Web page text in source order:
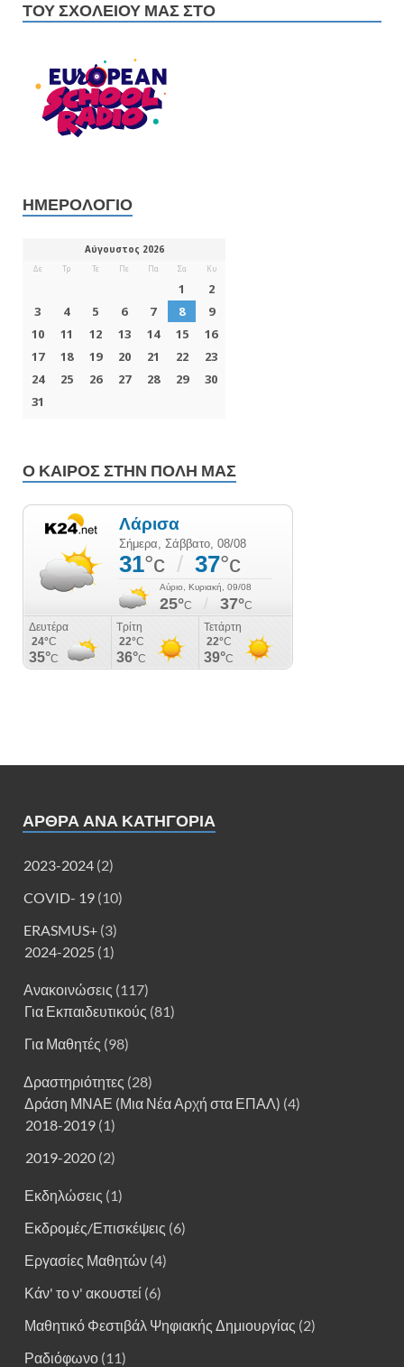
ΤΟΥ ΣΧΟΛΕΊΟΥ ΜΑΣ ΣΤΟ
ΗΜΕΡΟΛΌΓΙΟ
Ο ΚΑΙΡΌΣ ΣΤΗΝ ΠΌΛΗ ΜΑΣ
ΑΡΘΡΑ ΑΝΑ ΚΑΤΗΓΟΡΊΑ
2023-2024 (2)
COVID- 19 (10)
ERASMUS+ (3)
2024-2025 (1)
Ανακοινώσεις (117)
Για Εκπαιδευτικούς (81)
Για Μαθητές (98)
Δραστηριότητες (28)
Δράση ΜΝΑΕ (Μια Νέα Αρχή στα ΕΠΑΛ) (4)
2018-2019 (1)
2019-2020 (2)
Εκδηλώσεις (1)
Εκδρομές/Επισκέψεις (6)
Εργασίες Μαθητών (4)
Κάν' το ν' ακουστεί (6)
Μαθητικό Φεστιβάλ Ψηφιακής Δημιουργίας (2)
Ραδιόφωνο (11)